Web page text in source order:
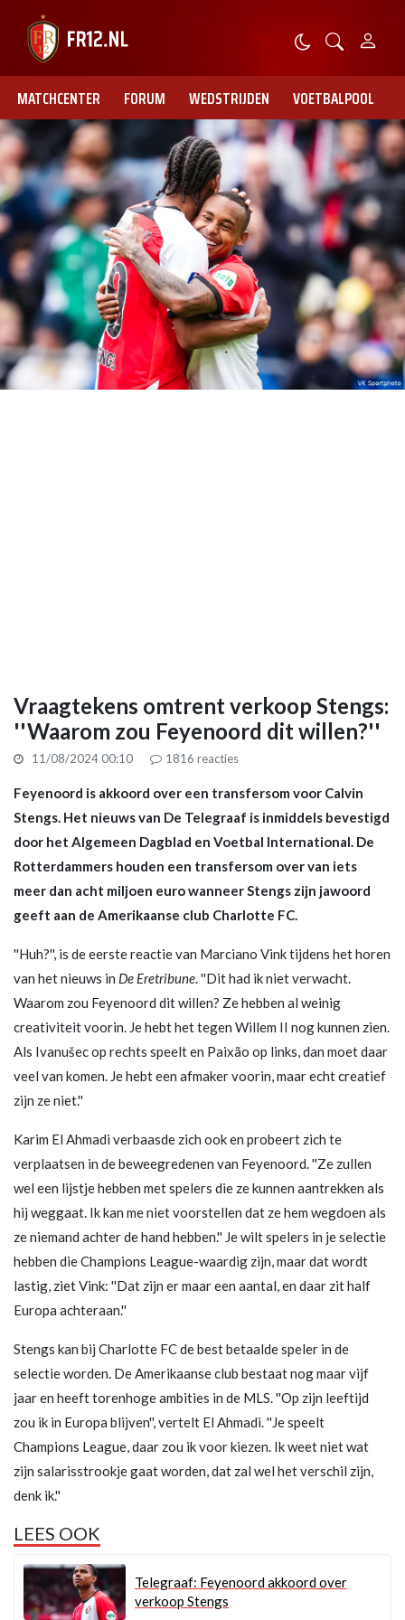
MATCHCENTER FORUM WEDSTRIJDEN VOETBALPOOL
Vraagtekens omtrent verkoop Stengs:
''Waarom zou Feyenoord dit willen?''
11/08/2024 00:10 1816 reacties
Feyenoord is akkoord over een transfersom voor Calvin
Stengs. Het nieuws van De Telegraaf is inmiddels bevestigd
door het Algemeen Dagblad en Voetbal International. De
Rotterdammers houden een transfersom over van iets
meer dan acht miljoen euro wanneer Stengs zijn jawoord
geeft aan de Amerikaanse club Charlotte FC.
''Huh?'', is de eerste reactie van Marciano Vink tijdens het horen
van het nieuws in De Eretribune. ''Dit had ik niet verwacht.
Waarom zou Feyenoord dit willen? Ze hebben al weinig
creativiteit voorin. Je hebt het tegen Willem II nog kunnen zien.
Als Ivanušec op rechts speelt en Paixão op links, dan moet daar
veel van komen. Je hebt een afmaker voorin, maar echt creatief
zijn ze niet.''
Karim El Ahmadi verbaasde zich ook en probeert zich te
verplaatsen in de beweegredenen van Feyenoord. ''Ze zullen
wel een lijstje hebben met spelers die ze kunnen aantrekken als
hij weggaat. Ik kan me niet voorstellen dat ze hem wegdoen als
ze niemand achter de hand hebben.'' Je wilt spelers in je selectie
hebben die Champions League-waardig zijn, maar dat wordt
lastig, ziet Vink: ''Dat zijn er maar een aantal, en daar zit half
Europa achteraan.''
Stengs kan bij Charlotte FC de best betaalde speler in de
selectie worden. De Amerikaanse club bestaat nog maar vijf
jaar en heeft torenhoge ambities in de MLS. ''Op zijn leeftijd
zou ik in Europa blijven'', vertelt El Ahmadi. ''Je speelt
Champions League, daar zou ik voor kiezen. Ik weet niet wat
zijn salarisstrookje gaat worden, dat zal wel het verschil zijn,
denk ik.''
LEES OOK
Telegraaf: Feyenoord akkoord over
verkoop Stengs